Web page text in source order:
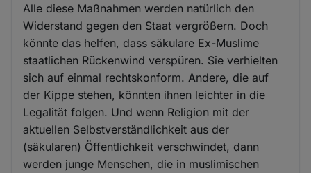
Alle diese Maßnahmen werden natürlich den
Widerstand gegen den Staat vergrößern. Doch
könnte das helfen, dass säkulare Ex-Muslime
staatlichen Rückenwind verspüren. Sie verhielten
sich auf einmal rechtskonform. Andere, die auf
der Kippe stehen, könnten ihnen leichter in die
Legalität folgen. Und wenn Religion mit der
aktuellen Selbstverständlichkeit aus der
(säkularen) Öffentlichkeit verschwindet, dann
werden junge Menschen, die in muslimischen